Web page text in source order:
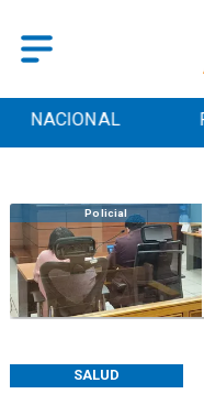
POLICIAL
SALUD
Videos